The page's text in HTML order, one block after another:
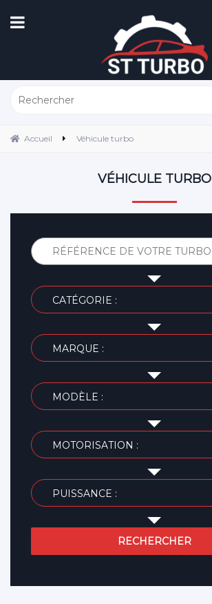
Accueil Véhicule turbo
VÉHICULE TURBO
NOM :
CATÉGORIE :
MARQUE :
MODÈLE :
MOTORISATION :
PUISSANCE :